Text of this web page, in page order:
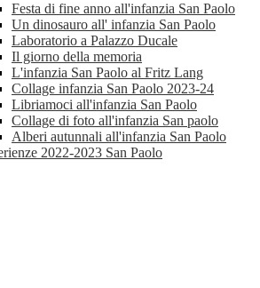
Festa di fine anno all'infanzia San Paolo
Un dinosauro all' infanzia San Paolo
Laboratorio a Palazzo Ducale
Il giorno della memoria
L'infanzia San Paolo al Fritz Lang
Collage infanzia San Paolo 2023-24
Libriamoci all'infanzia San Paolo
Collage di foto all'infanzia San paolo
Alberi autunnali all'infanzia San Paolo
2022-2023 San Paolo